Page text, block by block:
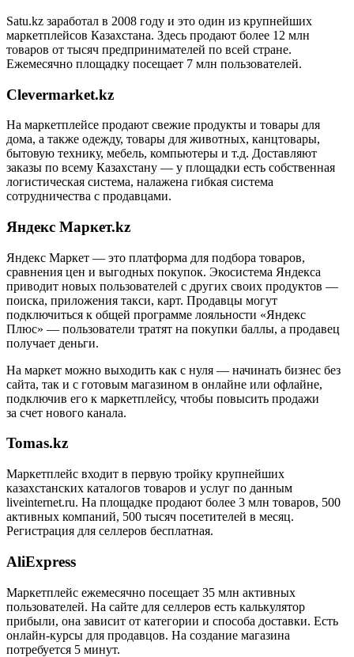
Satu.kz заработал в 2008 году и это один из крупнейших
маркетплейсов Казахстана. Здесь продают более 12 млн
товаров от тысяч предпринимателей по всей стране.
Ежемесячно площадку посещает 7 млн пользователей.
Clevermarket.kz
На маркетплейсе продают свежие продукты и товары для
дома, а также одежду, товары для животных, канцтовары,
бытовую технику, мебель, компьютеры и т.д. Доставляют
заказы по всему Казахстану — у площадки есть собственная
логистическая система, налажена гибкая система
сотрудничества с продавцами.
Яндекс Маркет.kz
Яндекс Маркет — это платформа для подбора товаров,
сравнения цен и выгодных покупок. Экосистема Яндекса
приводит новых пользователей с других своих продуктов —
поиска, приложения такси, карт. Продавцы могут
подключиться к общей программе лояльности «Яндекс
Плюс» — пользователи тратят на покупки баллы, а продавец
получает деньги.
На маркет можно выходить как с нуля — начинать бизнес без
сайта, так и с готовым магазином в онлайне или офлайне,
подключив его к маркетплейсу, чтобы повысить продажи
за счет нового канала.
Tomas.kz
Маркетплейс входит в первую тройку крупнейших
казахстанских каталогов товаров и услуг по данным
liveinternet.ru. На площадке продают более 3 млн товаров, 500
активных компаний, 500 тысяч посетителей в месяц.
Регистрация для селлеров бесплатная.
AliExpress
Маркетплейс ежемесячно посещает 35 млн активных
пользователей. На сайте для селлеров есть калькулятор
прибыли, она зависит от категории и способа доставки. Есть
онлайн-курсы для продавцов. На создание магазина
потребуется 5 минут.